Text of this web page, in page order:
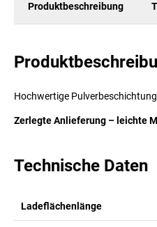
Produktbeschreibung
Hochwertige
Zerlegte Anlieferung – leichte
Technische Daten
Ladeflächenlänge